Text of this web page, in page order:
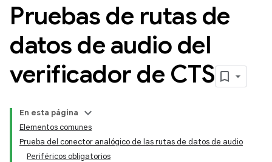
Pruebas de rutas de
datos de audio del
verificador de CTS
En esta página
Elementos comunes
Prueba del conector analógico de las rutas de datos de audio
Periféricos obligatorios